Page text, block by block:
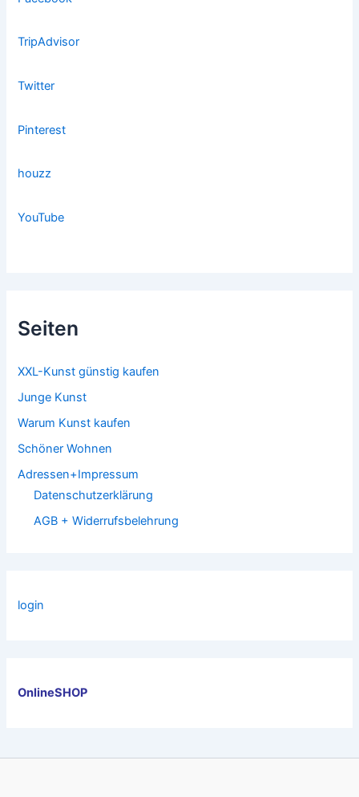
TripAdvisor
Twitter
Pinterest
houzz
YouTube
Seiten
XXL-Kunst günstig kaufen
Junge Kunst
Warum Kunst kaufen
Schöner Wohnen
Adressen+Impressum
Datenschutzerklärung
AGB + Widerrufsbelehrung
login
OnlineSHOP